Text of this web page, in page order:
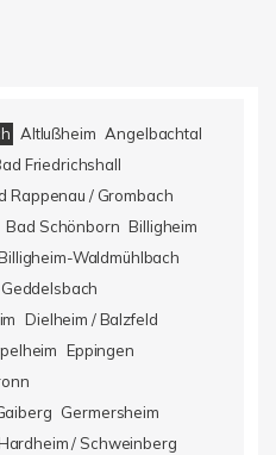
Altlußheim Angelbachtal
Friedrichshall
Rappenau / Grombach
Bad Schönborn Billigheim
Waldmühlbach
Dielheim / Balzfeld
Eppingen
Germersheim
/ Schweinberg